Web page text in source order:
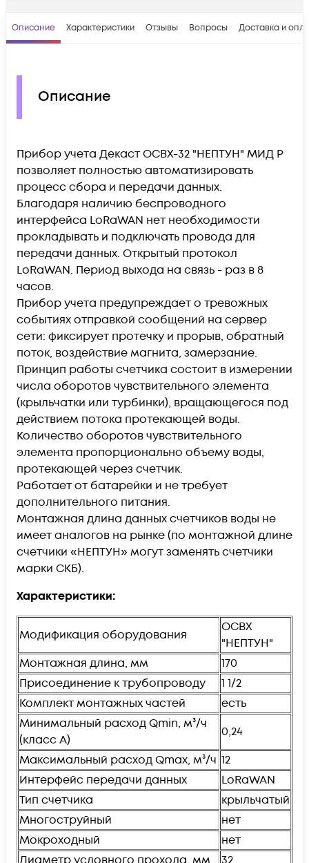
Описание Характеристики Отзывы Вопросы Доставка и
Описание
Прибор учета Декаст ОСВХ-32 "НЕПТУН" МИД Р
позволяет полностью автоматизировать
процесс сбора и передачи данных.
Благодаря наличию беспроводного
интерфейса LoRaWAN нет необходимости
прокладывать и подключать провода для
передачи данных. Открытый протокол
LoRaWAN. Период выхода на связь - раз в 8
часов.
Прибор учета предупреждает о тревожных
событиях отправкой сообщений на сервер
сети: фиксирует протечку и прорыв, обратный
поток, воздействие магнита, замерзание.
Принцип работы счетчика состоит в измерении
числа оборотов чувствительного элемента
(крыльчатки или турбинки), вращающегося под
действием потока протекающей воды.
Количество оборотов чувствительного
элемента пропорционально объему воды,
протекающей через счетчик.
Работает от батарейки и не требует
дополнительного питания.
Монтажная длина данных счетчиков воды не
имеет аналогов на рынке (по монтажной длине
счетчики «НЕПТУН» могут заменять счетчики
марки СКБ).
Характеристики:
Модификация оборудования
ОСВХ
"НЕПТУН"
Монтажная длина, мм
170
Присоединение к трубопроводу
1 1/2
Комплект монтажных частей
есть
Минимальный расход Qmin, м³/ч
(класс А)
0,24
Максимальный расход Qmax, м³/ч 12
Интерфейс передачи данных
LoRaWAN
Тип счетчика
крыльчатый
Многоструйный
нет
Мокроходный
нет